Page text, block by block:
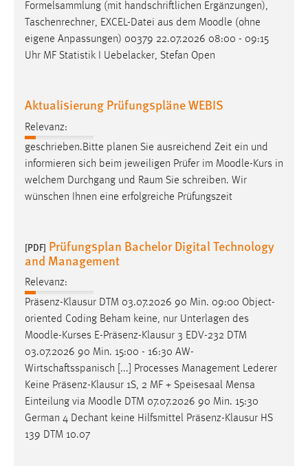
Formelsammlung (mit handschriftlichen Ergänzungen),
Taschenrechner, EXCEL-Datei aus dem Moodle (ohne
eigene Anpassungen) 00379 22.07.2026 08:00 - 09:15
Uhr MF Statistik I Uebelacker, Stefan Open
Aktualisierung Prüfungspläne WEBIS
Relevanz:
geschrieben.Bitte planen Sie ausreichend Zeit ein und
informieren sich beim jeweiligen Prüfer im Moodle-Kurs in
welchem Durchgang und Raum Sie schreiben. Wir
wünschen Ihnen eine erfolgreiche Prüfungszeit
[PDF] Prüfungsplan Bachelor Digital Technology
and Management
Relevanz:
Präsenz-Klausur DTM 03.07.2026 90 Min. 09:00 Object-
oriented Coding Beham keine, nur Unterlagen des
Moodle-Kurses E-Präsenz-Klausur 3 EDV-232 DTM
03.07.2026 90 Min. 15:00 - 16:30 AW-
Wirtschaftsspanisch [...] Processes Management Lederer
Keine Präsenz-Klausur 1S, 2 MF + Speisesaal Mensa
Einteilung via Moodle DTM 07.07.2026 90 Min. 15:30
German 4 Dechant keine Hilfsmittel Präsenz-Klausur HS
139 DTM 10.07